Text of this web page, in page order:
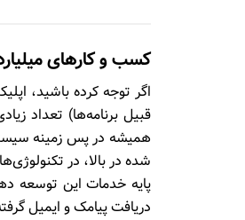
کسب و کارهای
همیشه در پس زمینه
پایه خدمات این توسعه
دریافت پیامک و ایمیل